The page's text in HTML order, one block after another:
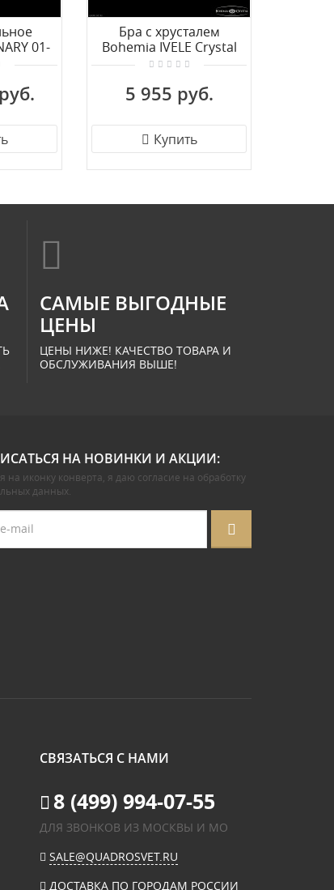
01-
Бра с хрусталем
Bohemia IVELE Crystal
19271B/20IV NB
5 955 руб.
Купить
САМЫЕ ВЫГОДНЫЕ
ЦЕНЫ
ЦЕНЫ НИЖЕ! КАЧЕСТВО ТОВАРА И
ОБСЛУЖИВАНИЯ ВЫШЕ!
НА НОВИНКИ И АКЦИИ:
на иконку конверта, я даю согласие на обработку
данных.
СВЯЗАТЬСЯ С НАМИ
8 (499) 994-07-55
ДЛЯ ЗВОНКОВ ИЗ МОСКВЫ И МО
SALE@QUADROSVET.RU
ДОСТАВКА ПО ГОРОДАМ РОССИИ